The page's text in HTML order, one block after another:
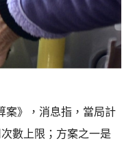
案》，消息指，當局計
數上限；方案之一是